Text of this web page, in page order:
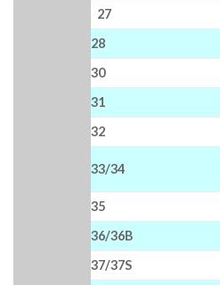
27
28
30
31
32
33/34
35
36/36B
37/37S